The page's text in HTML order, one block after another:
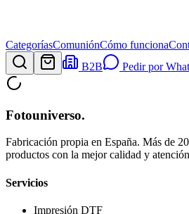
CategoríasComuniónCómo funciona
B2B
Pedir por
Fotouniverso.
Fabricación propia en España. Más de
productos con la mejor calidad y
Servicios
Impresión DTF